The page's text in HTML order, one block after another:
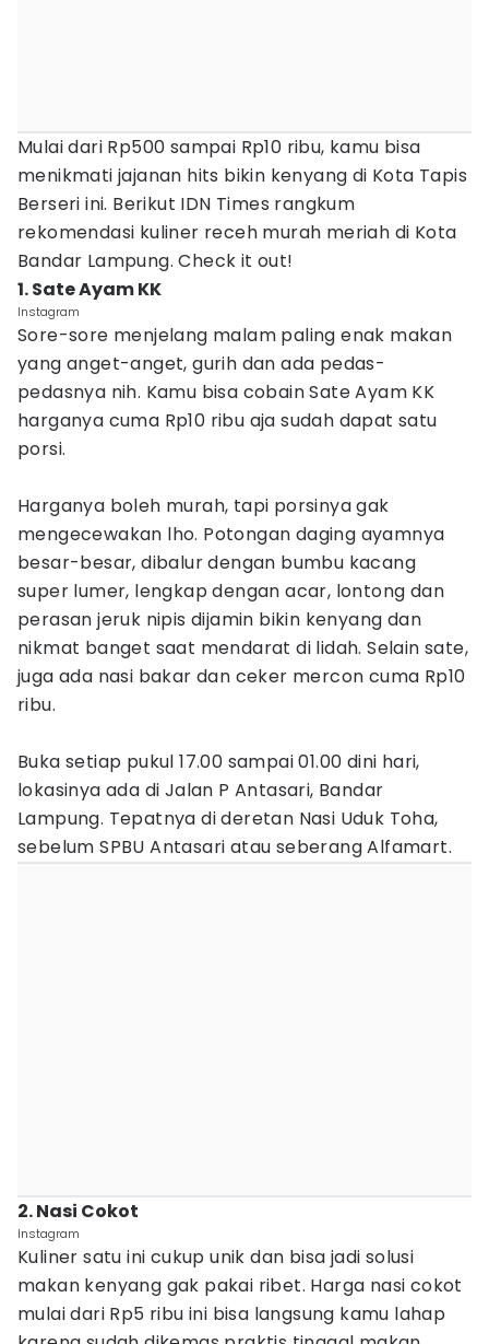
Mulai dari Rp500 sampai Rp10 ribu, kamu bisa
menikmati jajanan hits bikin kenyang di Kota Tapis
Berseri ini. Berikut IDN Times rangkum
rekomendasi kuliner receh murah meriah di Kota
Bandar Lampung. Check it out!
1. Sate Ayam KK
Instagram
Sore-sore menjelang malam paling enak makan
yang anget-anget, gurih dan ada pedas-
pedasnya nih. Kamu bisa cobain Sate Ayam KK
harganya cuma Rp10 ribu aja sudah dapat satu
porsi.
Harganya boleh murah, tapi porsinya gak
mengecewakan lho. Potongan daging ayamnya
besar-besar, dibalur dengan bumbu kacang
super lumer, lengkap dengan acar, lontong dan
perasan jeruk nipis dijamin bikin kenyang dan
nikmat banget saat mendarat di lidah. Selain sate,
juga ada nasi bakar dan ceker mercon cuma Rp10
ribu.
Buka setiap pukul 17.00 sampai 01.00 dini hari,
lokasinya ada di Jalan P Antasari, Bandar
Lampung. Tepatnya di deretan Nasi Uduk Toha,
sebelum SPBU Antasari atau seberang Alfamart.
2. Nasi Cokot
Instagram
Kuliner satu ini cukup unik dan bisa jadi solusi
makan kenyang gak pakai ribet. Harga nasi cokot
mulai dari Rp5 ribu ini bisa langsung kamu lahap